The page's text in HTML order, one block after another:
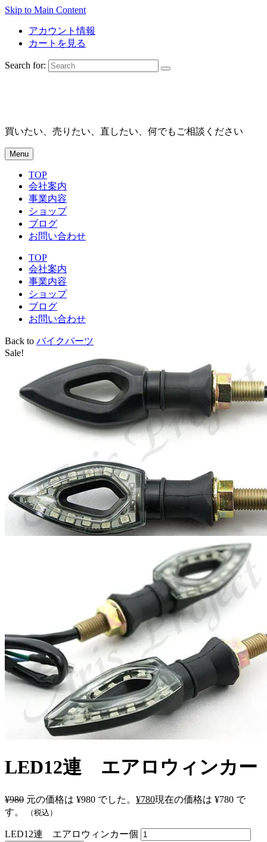
Skip to Main Content
アカウント情報
カートを見る
Search for:
買いたい、売りたい、直したい、何でもご相談ください
Menu
TOP
会社案内
事業内容
ショップ
ブログ
お問い合わせ
TOP
会社案内
事業内容
ショップ
ブログ
お問い合わせ
Back to バイクパーツ
Sale!
LED12連 エアロウィンカー
¥980 元の価格は ¥980 でした。 ¥780現在の価格は ¥780 で
す。
（税込）
LED12連 エアロウィンカー個